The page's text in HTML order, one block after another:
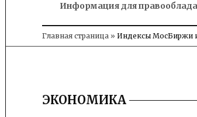
Информация для
Главная страница » Индексы МосБиржи и
POSTED
ЭКОНОМИКА